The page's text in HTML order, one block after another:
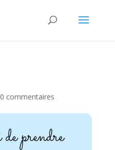
0 commentaires